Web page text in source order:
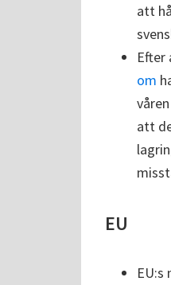
att
Efter
om
att
EU
EU:s